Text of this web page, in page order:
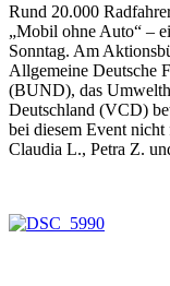
Rund 20.000
„Mobil ohne Auto“ –
Sonntag. Am
Allgemeine Deutsche
(BUND), das
Deutschland (VCD)
bei diesem Event
Claudia L., Petra Z.